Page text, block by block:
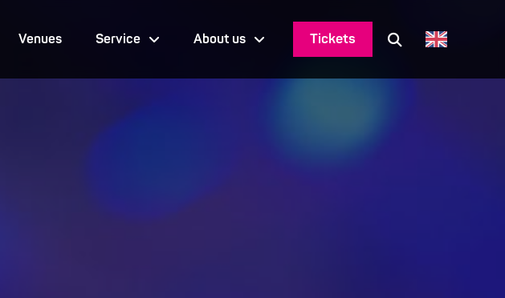
Venues Service About us Tickets